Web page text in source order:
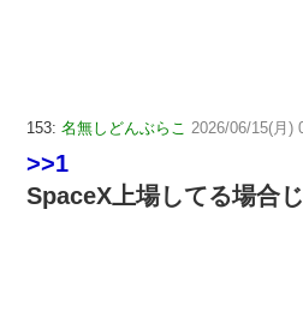
153: 名無しどんぶらこ 2026/06/15(月)
>>1
SpaceX上場してる場合